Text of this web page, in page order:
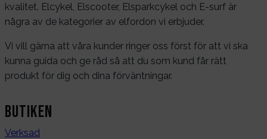
kvalitet. Elcykel, Elscooter, Elsparkcykel och E-surf är
några av de kategorier av elfordon vi erbjuder.
Vi vill gärna att våra kunder ringer oss först för att vi ska
kunna guida och ge råd så att du som kund får rätt
produkt för dig och dina förväntningar.
Butiken
Verksad